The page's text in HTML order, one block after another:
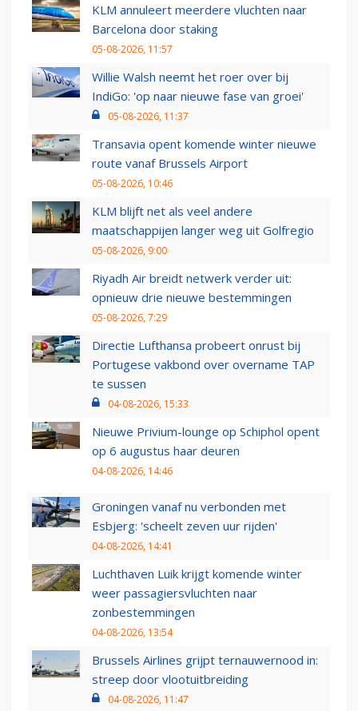
KLM annuleert meerdere vluchten naar
Barcelona door staking
05-08-2026, 11:57
Willie Walsh neemt het roer over bij
IndiGo: 'op naar nieuwe fase van groei'
05-08-2026, 11:37
Transavia opent komende winter nieuwe
route vanaf Brussels Airport
05-08-2026, 10:46
KLM blijft net als veel andere
maatschappijen langer weg uit Golfregio
05-08-2026, 9:00
Riyadh Air breidt netwerk verder uit:
opnieuw drie nieuwe bestemmingen
05-08-2026, 7:29
Directie Lufthansa probeert onrust bij
Portugese vakbond over overname TAP
te sussen
04-08-2026, 15:33
Nieuwe Privium-lounge op Schiphol opent
op 6 augustus haar deuren
04-08-2026, 14:46
Groningen vanaf nu verbonden met
Esbjerg: 'scheelt zeven uur rijden'
04-08-2026, 14:41
Luchthaven Luik krijgt komende winter
weer passagiersvluchten naar
zonbestemmingen
04-08-2026, 13:54
Brussels Airlines grijpt ternauwernood in:
streep door vlootuitbreiding
04-08-2026, 11:47